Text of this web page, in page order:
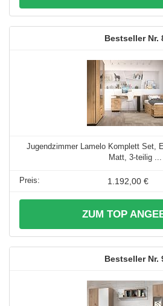
Jugendzimmer Lamelo Komplett Set,
Matt, 3-teilig ...
1.192,00 €
ZUM TOP